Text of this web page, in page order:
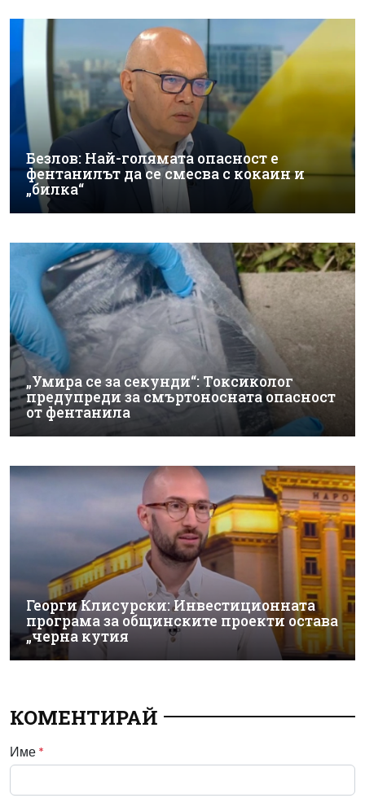
Безлов: Най-голямата опасност е
фентанилът да се смесва с кокаин и
„билка“
„Умира се за секунди“: Токсиколог
предупреди за смъртоносната опасност
от фентанила
Георги Клисурски: Инвестиционната
програма за общинските проекти остава
„черна кутия
КОМЕНТИРАЙ
Име *